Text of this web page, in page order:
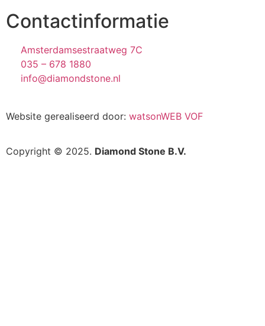
Contactinformatie
Amsterdamsestraatweg 7C
035 – 678 1880
info@diamondstone.nl
Website gerealiseerd door: watsonWEB VOF
Copyright © 2025. Diamond Stone B.V.